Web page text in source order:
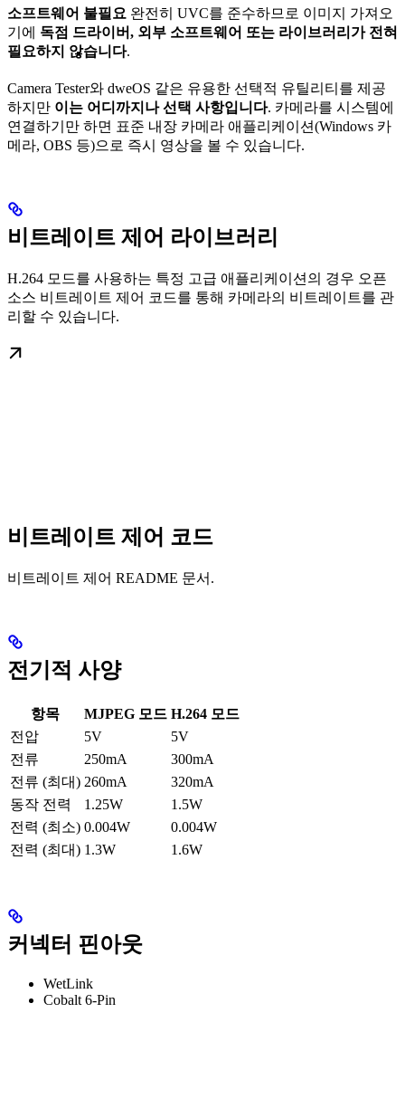
소프트웨어 불필요 완전히 UVC를 준수하므로 이미지 가져오
기에 독점 드라이버, 외부 소프트웨어 또는 라이브러리가 전혀
필요하지 않습니다.
Camera Tester와 dweOS 같은 유용한 선택적 유틸리티를 제공
하지만 이는 어디까지나 선택 사항입니다. 카메라를 시스템에
연결하기만 하면 표준 내장 카메라 애플리케이션(Windows 카
메라, OBS 등)으로 즉시 영상을 볼 수 있습니다.
비트레이트 제어 라이브러리
H.264 모드를 사용하는 특정 고급 애플리케이션의 경우 오픈
소스 비트레이트 제어 코드를 통해 카메라의 비트레이트를 관
리할 수 있습니다.
비트레이트 제어 코드
비트레이트 제어 README 문서.
전기적 사양
항목 MJPEG 모드 H.264 모드
전압
5V
5V
전류
250mA
300mA
전류 (최대) 260mA
320mA
동작 전력
1.25W
1.5W
전력 (최소) 0.004W
0.004W
전력 (최대) 1.3W 1.6W
커넥터 핀아웃
WetLink
Cobalt 6-Pin